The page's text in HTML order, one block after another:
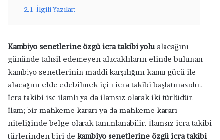
2.1 İlgili Yazılar:
Kambiyo senetlerine özgü icra takibi yolu alacağını
gününde tahsil edemeyen alacaklıların elinde bulunan
kambiyo senetlerinin maddi karşılığını kamu gücü ile
alacağını elde edebilmek için icra takibi başlatmasıdır.
İcra takibi ise ilamlı ya da ilamsız olarak iki türlüdür.
İlam; bir mahkeme kararı ya da mahkeme kararı
niteliğinde belge olarak tanımlanabilir. İlamsız icra takibi
türlerinden biri de kambiyo senetlerine özgü icra takibi